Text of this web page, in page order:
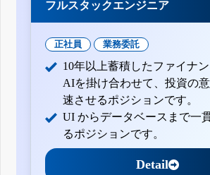
フルスタックエンジニア
正社員 業務委託
10年以上蓄積したファイナ
AIを掛け合わせて、投資の
速させるポジションです。
UI からデータベースまで一
るポジションです。
Detail